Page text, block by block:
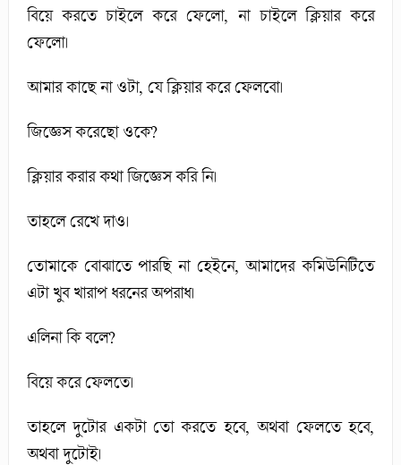
বিয়ে করতে চাইলে করে ফেলো, না চাইলে ক্লিয়ার করে
ফেলো।
আমার কাছে না ওটা, যে ক্লিয়ার করে ফেলবো।
জিজ্ঞেস করেছো ওকে?
ক্লিয়ার করার কথা জিজ্ঞেস করি নি।
তাহলে রেখে দাও।
তোমাকে বোঝাতে পারছি না হেইনে, আমাদের কমিউনিটিতে
এটা খুব খারাপ ধরনের অপরাধ।
এলিনা কি বলে?
বিয়ে করে ফেলতে।
তাহলে দুটোর একটা তো করতে হবে, অথবা ফেলতে হবে,
অথবা দুটোই।